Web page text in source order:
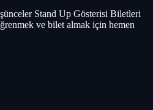
Stand Up Gösterisi Biletleri
ve bilet almak için hemen